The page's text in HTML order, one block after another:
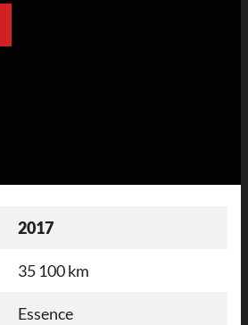
2017
35 100 km
Essence